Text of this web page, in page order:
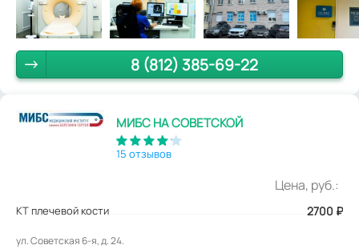
8 (812) 385-69-22
МИБС НА СОВЕТСКОЙ
15 отзывов
Цена, руб.:
КТ плечевой кости 2700 ₽
ул. Советская 6-я, д. 24.